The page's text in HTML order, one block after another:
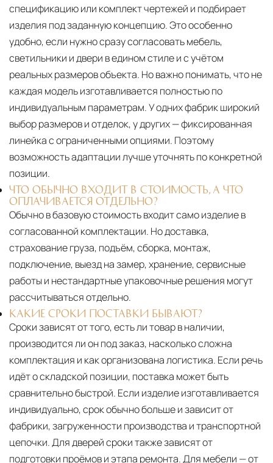
спецификацию или комплект чертежей и подбирает
изделия под заданную концепцию. Это особенно
удобно, если нужно сразу согласовать мебель,
светильники и двери в едином стиле и с учётом
реальных размеров объекта. Но важно понимать, что не
каждая модель изготавливается полностью по
индивидуальным параметрам. У одних фабрик широкий
выбор размеров и отделок, у других — фиксированная
линейка с ограниченными опциями. Поэтому
возможность адаптации лучше уточнять по конкретной
позиции.
ЧТО ОБЫЧНО ВХОДИТ В СТОИМОСТЬ, А ЧТО
ОПЛАЧИВАЕТСЯ ОТДЕЛЬНО?
Обычно в базовую стоимость входит само изделие в
согласованной комплектации. Но доставка,
страхование груза, подъём, сборка, монтаж,
подключение, выезд на замер, хранение, сервисные
работы и нестандартные упаковочные решения могут
рассчитываться отдельно.
КАКИЕ СРОКИ ПОСТАВКИ БЫВАЮТ?
Сроки зависят от того, есть ли товар в наличии,
производится ли он под заказ, насколько сложна
комплектация и как организована логистика. Если речь
идёт о складской позиции, поставка может быть
сравнительно быстрой. Если изделие изготавливается
индивидуально, срок обычно больше и зависит от
фабрики, загруженности производства и транспортной
цепочки. Для дверей сроки также зависят от
подготовки проёмов и этапа ремонта. Для мебели — от